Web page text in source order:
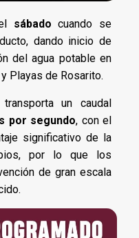
sábado cuando se
dando inicio de
del agua potable en
Playas de Rosarito.
un caudal
por segundo, con el
significativo de la
por lo que los
de gran escala